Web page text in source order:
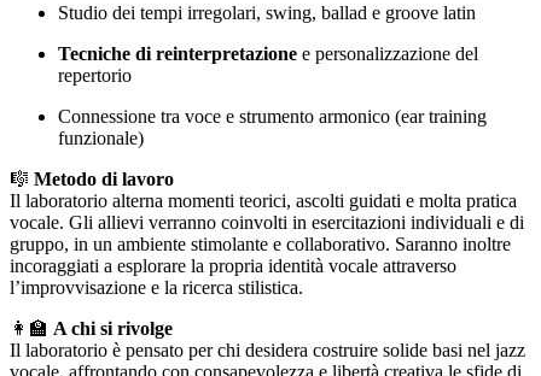
Studio dei tempi irregolari, swing, ballad e groove latin
Tecniche di reinterpretazione e personalizzazione del
repertorio
Connessione tra voce e strumento armonico (ear training
funzionale)
🎼 Metodo di lavoro
Il laboratorio alterna momenti teorici, ascolti guidati e molta pratica
vocale. Gli allievi verranno coinvolti in esercitazioni individuali e di
gruppo, in un ambiente stimolante e collaborativo. Saranno inoltre
incoraggiati a esplorare la propria identità vocale attraverso
l’improvvisazione e la ricerca stilistica.
👩‍🏫 A chi si rivolge
Il laboratorio è pensato per chi desidera costruire solide basi nel jazz
vocale, affrontando con consapevolezza e libertà creativa le sfide di